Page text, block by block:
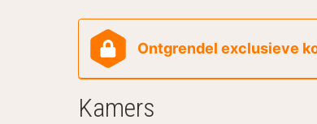
Ontgrendel exclusieve
Kamers